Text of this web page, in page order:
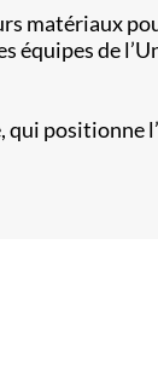
matériaux
équipes de
qui positionne